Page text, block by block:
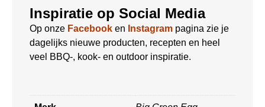
Inspiratie op Social Media
Op onze Facebook en Instagram pagina zie je
dagelijks nieuwe producten, recepten en heel
veel BBQ-, kook- en outdoor inspiratie.